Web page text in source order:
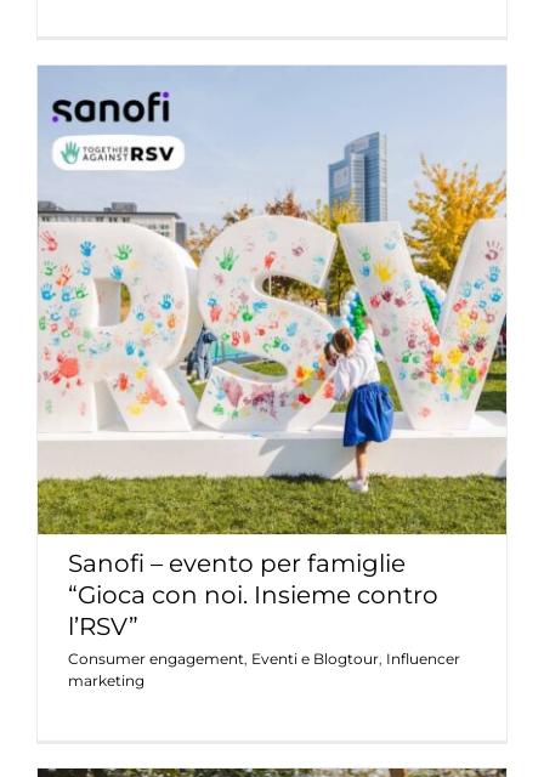
Sanofi – evento per famiglie “Gioca
con noi. Insieme contro l’RSV”
Consumer engagement Eventi e Blogtour
Influencer
marketing
Sanofi – evento per famiglie
“Gioca con noi. Insieme contro
l’RSV”
Consumer engagement, Eventi e Blogtour, Influencer
marketing